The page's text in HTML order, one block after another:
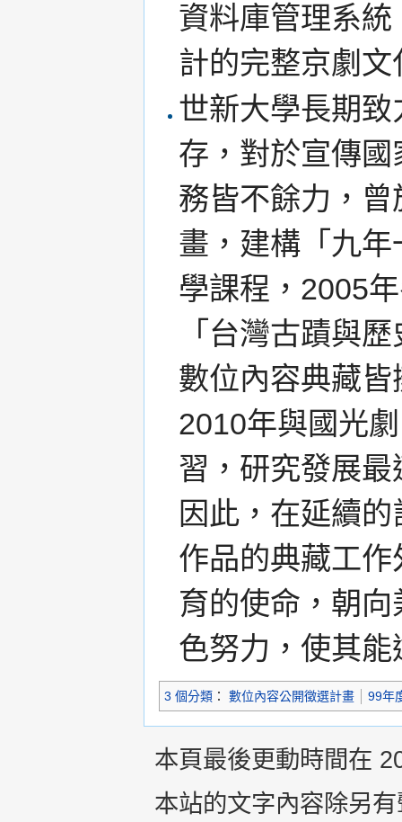
資料庫管理系
計的完整京劇文
世新大學長期
存，對於宣傳
務皆不餘力，
畫，建構「九
學課程，2005
「台灣古蹟與
數位內容典藏
2010年與國光
習，研究發展
因此，在延續
作品的典藏工
育的使命，朝
色努力，使其
3 個分類 ： 數位內容公開徵選計畫 99年
本頁最後更動時間在
本站的文字內容除另